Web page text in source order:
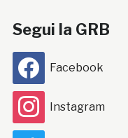
Segui la GRB
Facebook
Instagram